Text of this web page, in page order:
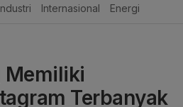
Internasional Energi
Memiliki
Terbanyak